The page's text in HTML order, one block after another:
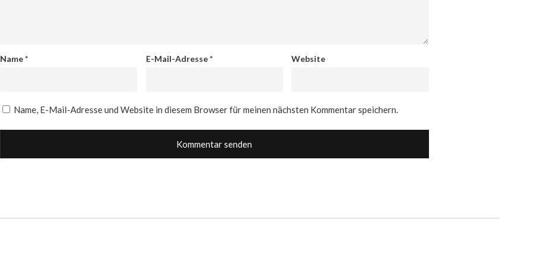
Name* E-Mail-Adresse* Website
Name, E-Mail-Adresse und Website in diesem Browser für meinen nächsten Kommentar speichern.